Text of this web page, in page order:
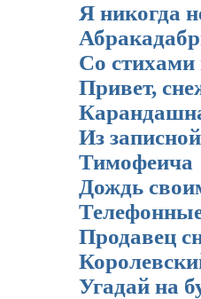
Я никогда
Со стихами
Привет,
Из
Тимофеича
Дождь
Продавец
Угадай на